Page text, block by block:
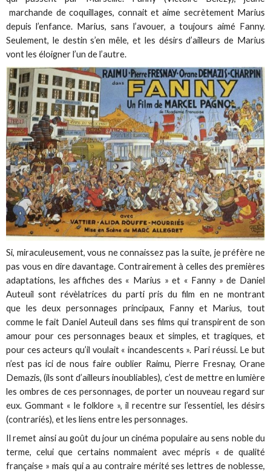
marchande de coquillages, connait et aime secrètement Marius
depuis l’enfance. Marius, sans l’avouer, a toujours aimé Fanny.
Seulement, le destin s’en mêle, et les désirs d’ailleurs de Marius
vont les éloigner l’un de l’autre.
Si, miraculeusement, vous ne connaissez pas la suite, je préfère ne
pas vous en dire davantage. Contrairement à celles des premières
adaptations, les affiches des « Marius » et « Fanny » de Daniel
Auteuil sont révèlatrices du parti pris du film en ne montrant
que les deux personnages principaux, Fanny et Marius, tout
comme le fait Daniel Auteuil dans ses films qui transpirent de son
amour pour ces personnages beaux et simples, et tragiques, et
pour ces acteurs qu’il voulait « incandescents ». Pari réussi. Le but
n’est pas ici de nous faire oublier Raimu, Pierre Fresnay, Orane
Demazis, (ils sont d’ailleurs inoubliables), c’est de mettre en lumière
les ombres de ces personnages, de porter un nouveau regard sur
eux. Gommant « le folklore », il recentre sur l’essentiel, les désirs
(contrariés), et les liens entre les personnages.
Il remet ainsi au goût du jour un cinéma populaire au sens noble du
terme, celui que certains nommaient avec mépris « de qualité
française » mais qui a au contraire mérité ses lettres de noblesse,